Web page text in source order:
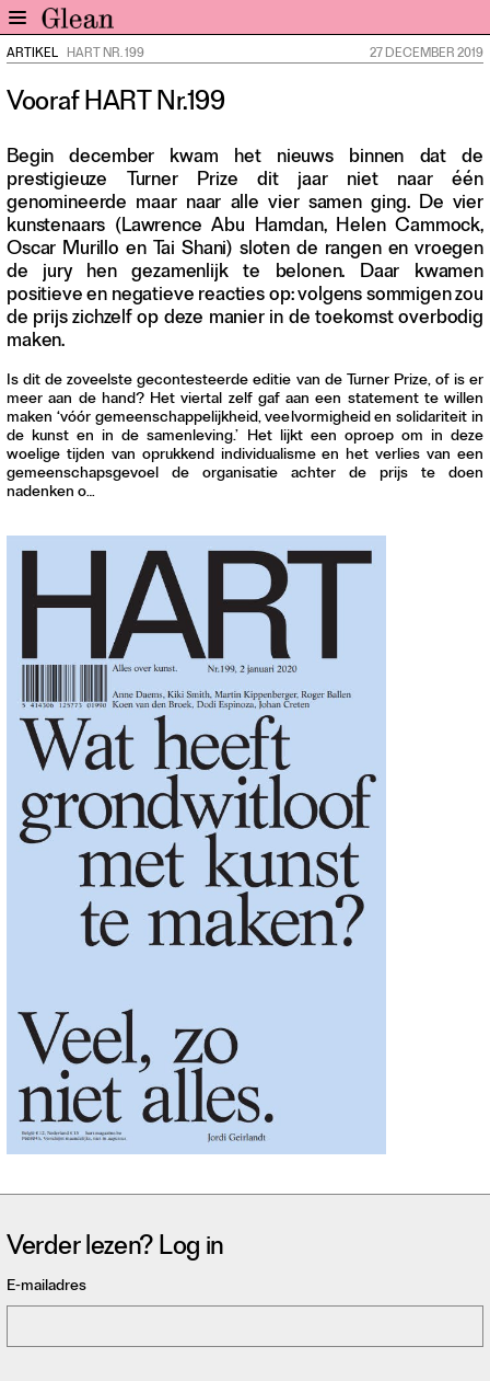
Nieuws
Interviews
Inzicht
Events
Meer rubrieken
Alle nummers
Aanmelden
Abonneren
Adverteren
Nieuwsbrief
Over GLEAN
Privacy
Instagram
ARTIKEL HART NR. 199 27 DECEMBER 2019
Vooraf HART Nr.199
Begin december kwam het nieuws binnen dat de
prestigieuze Turner Prize dit jaar niet naar één
genomineerde maar naar alle vier samen ging. De vier
kunstenaars (Lawrence Abu Hamdan, Helen Cammock,
Oscar Murillo en Tai Shani) sloten de rangen en vroegen
de jury hen gezamenlijk te belonen. Daar kwamen
positieve en negatieve reacties op: volgens sommigen zou
de prijs zichzelf op deze manier in de toekomst overbodig
maken.
Is dit de zoveelste gecontesteerde editie van de Turner Prize, of is er
meer aan de hand? Het viertal zelf gaf aan een statement te willen
maken ‘vóór gemeenschappelijkheid, veelvormigheid en solidariteit in
de kunst en in de samenleving.’ Het lijkt een oproep om in deze
woelige tijden van oprukkend individualisme en het verlies van een
gemeenschapsgevoel de organisatie achter de prijs te doen
nadenken o…
Verder lezen? Log in
E-mailadres